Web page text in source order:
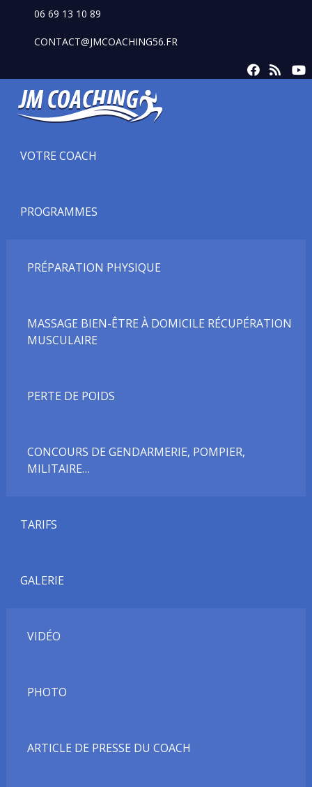
06 69 13 10 89
CONTACT@JMCOACHING56.FR
VOTRE COACH
PROGRAMMES
PRÉPARATION PHYSIQUE
MASSAGE BIEN-ÊTRE À DOMICILE RÉCUPÉRATION
MUSCULAIRE
PERTE DE POIDS
CONCOURS DE GENDARMERIE, POMPIER,
MILITAIRE…
TARIFS
GALERIE
VIDÉO
PHOTO
ARTICLE DE PRESSE DU COACH